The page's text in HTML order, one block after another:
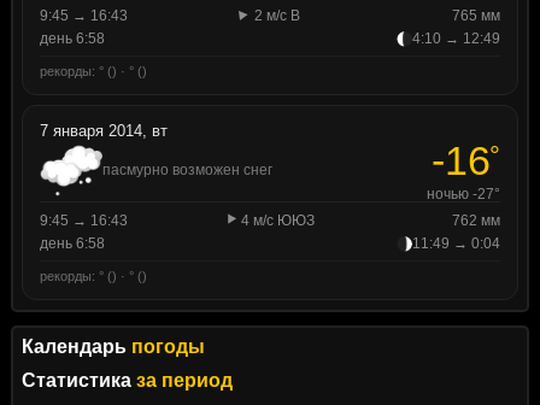
9:45 → 16:43
2 м/с В
765 мм
день 6:58
4:10 → 12:49
рекорды: ° () · ° ()
7 января 2014, вт
пасмурно возможен снег -16°
ночью -27°
9:45 → 16:43
4 м/с ЮЮЗ
762 мм
день 6:58
11:49 → 0:04
рекорды: ° () · ° ()
Календарь погоды
Статистика за период